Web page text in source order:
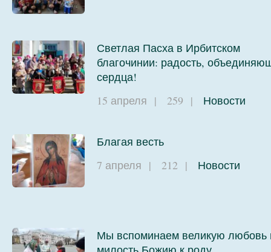
Светлая Пасха в Ирбитском
благочинии: радость,
сердца!
15 апреля | 259 | Новости
Благая весть
7 апреля | 212 | Новости
Мы вспоминаем великую любовь